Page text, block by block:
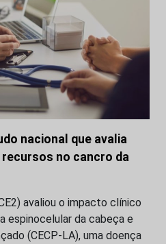
nacional que avalia
no cancro da
avaliou o impacto clínico
espinocelular da cabeça e
(CECP-LA), uma doença